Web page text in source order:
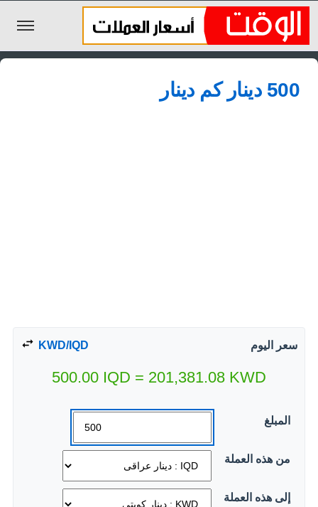
الليرة السورية
الجنيه المصري
500 دينار كم دينار
سعر اليوم KWD/IQD
500.00 IQD = 201,381.08 KWD
المبلغ
من هذه العملة
إلى هذه العملة